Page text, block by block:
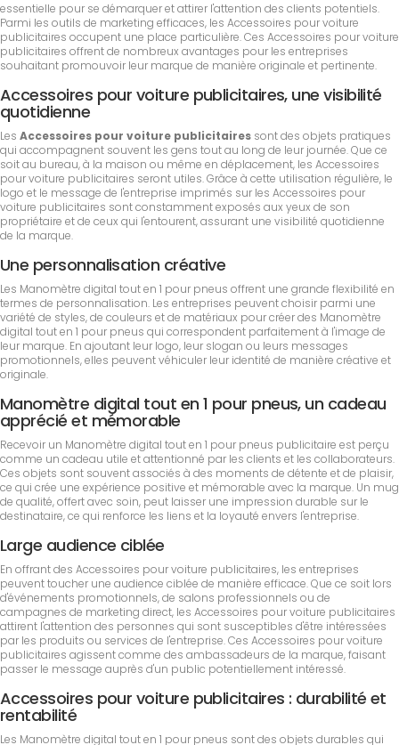
essentielle pour se démarquer et attirer l'attention des clients potentiels.
Parmi les outils de marketing efficaces, les Accessoires pour voiture
publicitaires occupent une place particulière. Ces Accessoires pour voiture
publicitaires offrent de nombreux avantages pour les entreprises
souhaitant promouvoir leur marque de manière originale et pertinente.
Accessoires pour voiture publicitaires, une visibilité
quotidienne
Les Accessoires pour voiture publicitaires sont des objets pratiques
qui accompagnent souvent les gens tout au long de leur journée. Que ce
soit au bureau, à la maison ou même en déplacement, les Accessoires
pour voiture publicitaires seront utiles. Grâce à cette utilisation régulière, le
logo et le message de l'entreprise imprimés sur les Accessoires pour
voiture publicitaires sont constamment exposés aux yeux de son
propriétaire et de ceux qui l'entourent, assurant une visibilité quotidienne
de la marque.
Une personnalisation créative
Les Manomètre digital tout en 1 pour pneus offrent une grande flexibilité en
termes de personnalisation. Les entreprises peuvent choisir parmi une
variété de styles, de couleurs et de matériaux pour créer des Manomètre
digital tout en 1 pour pneus qui correspondent parfaitement à l'image de
leur marque. En ajoutant leur logo, leur slogan ou leurs messages
promotionnels, elles peuvent véhiculer leur identité de manière créative et
originale.
Manomètre digital tout en 1 pour pneus, un cadeau
apprécié et mémorable
Recevoir un Manomètre digital tout en 1 pour pneus publicitaire est perçu
comme un cadeau utile et attentionné par les clients et les collaborateurs.
Ces objets sont souvent associés à des moments de détente et de plaisir,
ce qui crée une expérience positive et mémorable avec la marque. Un mug
de qualité, offert avec soin, peut laisser une impression durable sur le
destinataire, ce qui renforce les liens et la loyauté envers l'entreprise.
Large audience ciblée
En offrant des Accessoires pour voiture publicitaires, les entreprises
peuvent toucher une audience ciblée de manière efficace. Que ce soit lors
d'événements promotionnels, de salons professionnels ou de
campagnes de marketing direct, les Accessoires pour voiture publicitaires
attirent l'attention des personnes qui sont susceptibles d'être intéressées
par les produits ou services de l'entreprise. Ces Accessoires pour voiture
publicitaires agissent comme des ambassadeurs de la marque, faisant
passer le message auprès d'un public potentiellement intéressé.
Accessoires pour voiture publicitaires : durabilité et
rentabilité
Les Manomètre digital tout en 1 pour pneus sont des objets durables qui